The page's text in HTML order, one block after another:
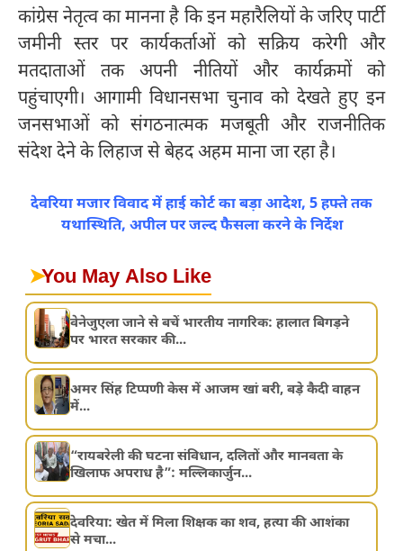
कांग्रेस नेतृत्व का मानना है कि इन महारैलियों के जरिए पार्टी
जमीनी स्तर पर कार्यकर्ताओं को सक्रिय करेगी और
मतदाताओं तक अपनी नीतियों और कार्यक्रमों को
पहुंचाएगी। आगामी विधानसभा चुनाव को देखते हुए इन
जनसभाओं को संगठनात्मक मजबूती और राजनीतिक
संदेश देने के लिहाज से बेहद अहम माना जा रहा है।
देवरिया मजार विवाद में हाई कोर्ट का बड़ा आदेश, 5 हफ्ते तक
यथास्थिति, अपील पर जल्द फैसला करने के निर्देश
➤You May Also Like
वेनेजुएला जाने से बचें भारतीय नागरिक: हालात बिगड़ने
पर भारत सरकार की...
अमर सिंह टिप्पणी केस में आजम खां बरी, बड़े कैदी वाहन
में...
“रायबरेली की घटना संविधान, दलितों और मानवता के
खिलाफ अपराध है”: मल्लिकार्जुन...
देवरिया: खेत में मिला शिक्षक का शव, हत्या की आशंका
से मचा...